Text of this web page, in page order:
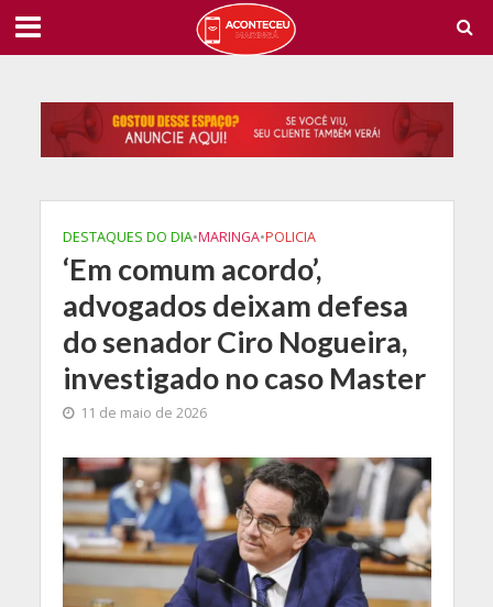
DESTAQUES DO DIA•MARINGA•POLICIA
‘Em comum acordo’,
advogados deixam defesa
do senador Ciro Nogueira,
investigado no caso Master
11 de maio de 2026